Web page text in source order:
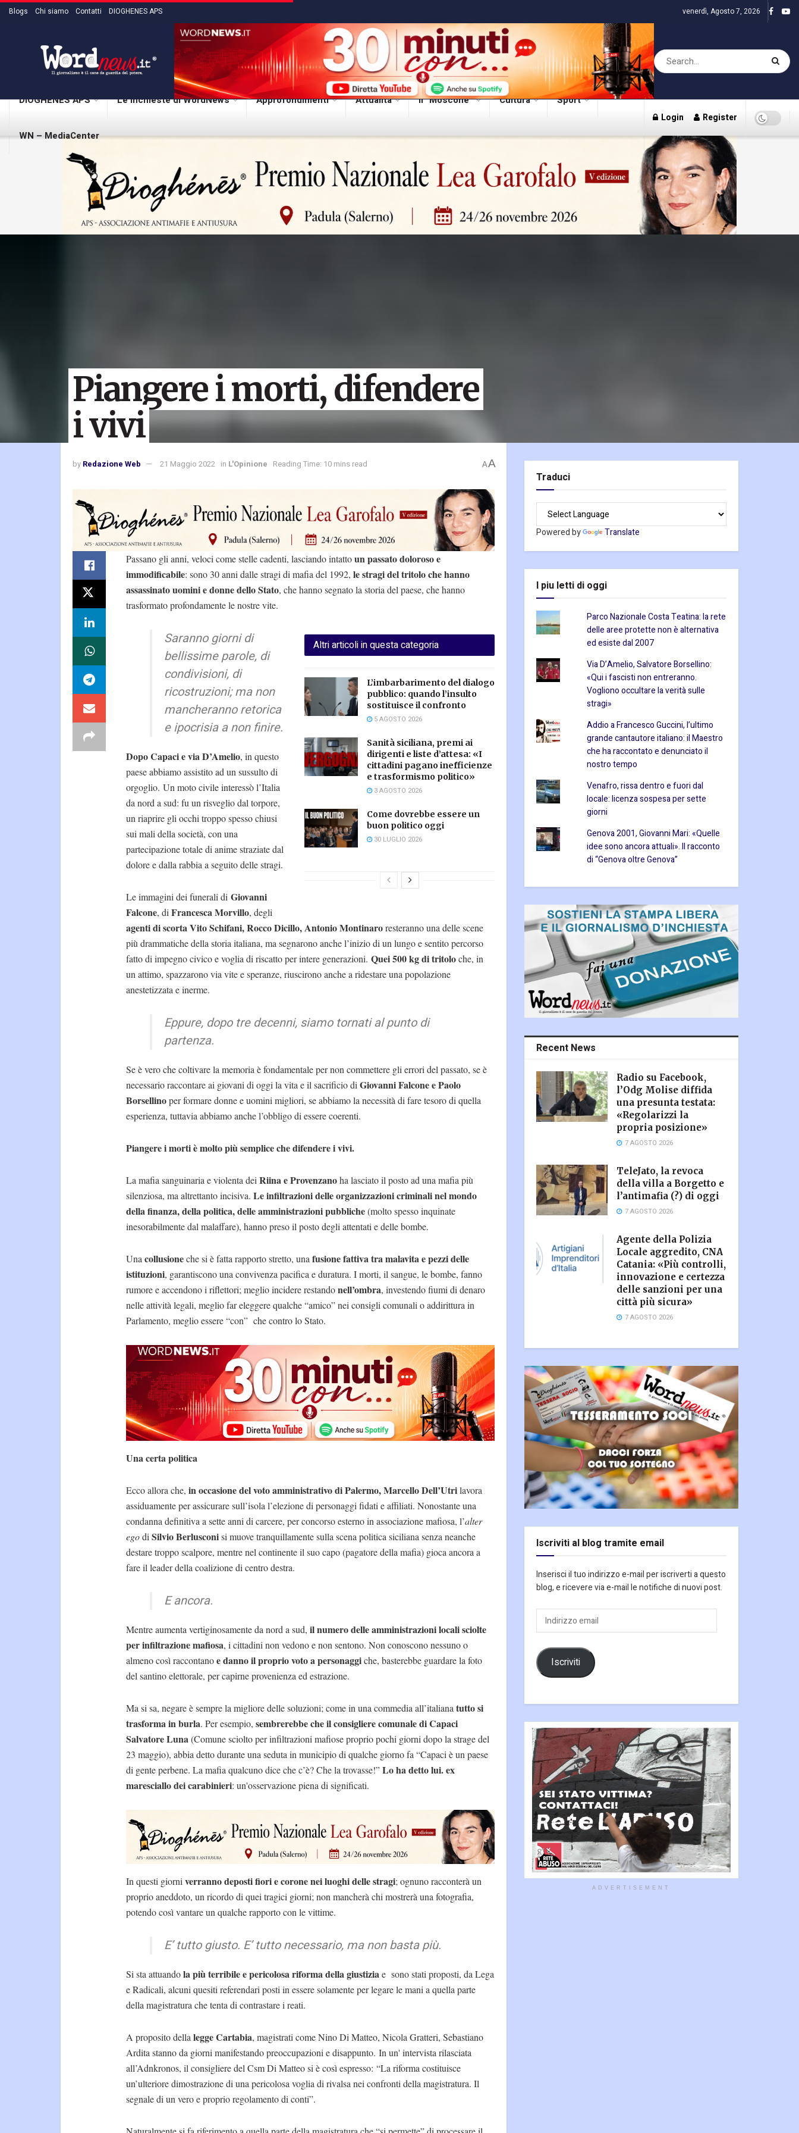
Blogs Chi siamo Contatti DIOGHENES APS venerdì, Agosto 7, 2026
DIOGHENES APS Le inchieste di WordNews Approfondimenti Attualità Il “Moscone” Cultura Sport
WN – MediaCenter
Login Register
Piangere i morti, difendere
i vivi
by Redazione Web 21 Maggio 2022 in L'Opinione Reading Time: 10 mins read AA
Passano gli anni, veloci come stelle cadenti, lasciando intattoun passato doloroso e
immodificabile: sono 30 anni dalle stragi di mafia del 1992, le stragi del tritolo che hanno
assassinato uomini e donne dello Stato, che hanno segnato la storia del paese, che hanno
trasformato profondamente le nostre vite.
Altri articoli in questa categoria
L’imbarbarimento del dialogo
pubblico: quando l’insulto
sostituisce il confronto
5 AGOSTO 2026
Sanità siciliana, premi ai
dirigenti e liste d’attesa: «I
cittadini pagano inefficienze
e trasformismo politico»
3 AGOSTO 2026
Come dovrebbe essere un
buon politico oggi
30 LUGLIO 2026
Saranno giorni di
bellissime parole, di
condivisioni, di
ricostruzioni; ma non
mancheranno retorica
e ipocrisia a non finire.
Dopo Capaci e via D’Amelio, in questo
paese abbiamo assistito ad un sussulto di
orgoglio. Un moto civile interessò l’Italia
da nord a sud: fu un risveglio dal torpore,
un riaprire gli occhi troppo spesso chiusi
sui mali della società, con una
partecipazione totale di anime straziate dal
dolore e dalla rabbia a seguito delle stragi.
Le immagini dei funerali di Giovanni
Falcone, diFrancesca Morvillo, degli
agenti di scorta Vito Schifani, Rocco Dicillo, Antonio Montinaroresteranno una delle scene
più drammatiche della storia italiana, ma segnarono anche l’inizio di un lungo e sentito percorso
fatto di impegno civico e voglia di riscatto per intere generazioni. Quei 500 kg di tritoloche, in
un attimo, spazzarono via vite e speranze, riuscirono anche a ridestare una popolazione
anestetizzata e inerme.
Eppure, dopo tre decenni, siamo tornati al punto di
partenza.
Se è vero che coltivare la memoria è fondamentale per non commettere gli errori del passato, se è
necessario raccontare ai giovani di oggi la vita e il sacrificio diGiovanni Falcone e Paolo
Borsellinoper formare donne e uomini migliori, se abbiamo la necessità di fare tesoro di quella
esperienza, tuttavia abbiamo anche l’obbligo di essere coerenti.
Piangere i morti è molto più semplice che difendere i vivi.
La mafia sanguinaria e violenta deiRiina e Provenzanoha lasciato il posto ad una mafia più
silenziosa, ma altrettanto incisiva. Le infiltrazioni delle organizzazioni criminali nel mondo
della finanza, della politica, delle amministrazioni pubbliche(molto spesso inquinate
inesorabilmente dal malaffare), hanno preso il posto degli attentati e delle bombe.
Unacollusioneche si è fatta rapporto stretto, unafusione fattiva tra malavita e pezzi delle
istituzioni, garantiscono una convivenza pacifica e duratura. I morti, il sangue, le bombe, fanno
rumore e accendono i riflettori; meglio incidere restandonell’ombra, investendo fiumi di denaro
nelle attività legali, meglio far eleggere qualche “amico” nei consigli comunali o addirittura in
Parlamento, meglio essere “con” che contro lo Stato.
Una certa politica
Ecco allora che, in occasione del voto amministrativo di Palermo, Marcello Dell’Utrilavora
assiduamente per assicurare sull’isola l’elezione di personaggi fidati e affiliati. Nonostante una
condanna definitiva a sette anni di carcere, per concorso esterno in associazione mafiosa, l’alter
egodi Silvio Berlusconisi muove tranquillamente sulla scena politica siciliana senza neanche
destare troppo scalpore, mentre nel continente il suo capo (pagatore della mafia) gioca ancora a
fare il leader della coalizione di centro destra.
E ancora.
Mentre aumenta vertiginosamente da nord a sud, il numero delle amministrazioni locali sciolte
per infiltrazione mafiosa, i cittadini non vedono e non sentono. Non conoscono nessuno o
almeno così raccontanoe danno il proprio voto a personaggiche, basterebbe guardare la foto
del santino elettorale, per capirne provenienza ed estrazione.
Ma si sa, negare è sempre la migliore delle soluzioni; come in una commedia all’italiana tutto si
trasforma in burla. Per esempio, sembrerebbe che il consigliere comunale di Capaci
Salvatore Luna(Comune sciolto per infiltrazioni mafiose proprio pochi giorni dopo la strage del
23 maggio), abbia detto durante una seduta in municipio di qualche giorno fa “Capaci è un paese
di gente perbene. La mafia qualcuno dice che c’è? Che la trovasse!”Lo ha detto lui. ex
maresciallo dei carabinieri: un'osservazione piena di significati.
In questi giorni verranno deposti fiori e corone nei luoghi delle stragi; ognuno racconterà un
proprio aneddoto, un ricordo di quei tragici giorni; non mancherà chi mostrerà una fotografia,
potendo così vantare un qualche rapporto con le vittime.
E’ tutto giusto. E’ tutto necessario, ma non basta più.
Si sta attuandola più terribile e pericolosa riforma della giustiziae sono stati proposti, da Lega
e Radicali, alcuni quesiti referendari posti in essere solamente per legare le mani a quella parte
della magistratura che tenta di contrastare i reati.
A proposito della legge Cartabia, magistrati come Nino Di Matteo, Nicola Gratteri, Sebastiano
Ardita stanno da giorni manifestando preoccupazioni e disappunto. In un' intervista rilasciata
all’Adnkronos, il consigliere del Csm Di Matteo si è così espresso: “La riforma costituisce
un’ulteriore dimostrazione di una pericolosa voglia di rivalsa nei confronti della magistratura. Il
segnale di un vero e proprio regolamento di conti”.
Traduci
Powered by Translate
I piu letti di oggi
Parco Nazionale Costa Teatina: la rete
delle aree protette non è alternativa
ed esiste dal 2007
Via D’Amelio, Salvatore Borsellino:
«Qui i fascisti non entreranno.
Vogliono occultare la verità sulle
stragi»
Addio a Francesco Guccini, l’ultimo
grande cantautore italiano: il Maestro
che ha raccontato e denunciato il
nostro tempo
Venafro, rissa dentro e fuori dal
locale: licenza sospesa per sette
giorni
Genova 2001, Giovanni Mari: «Quelle
idee sono ancora attuali». Il racconto
di “Genova oltre Genova”
Recent News
Radio su Facebook,
l’Odg Molise diffida
una presunta testata:
«Regolarizzi la
propria posizione»
7 AGOSTO 2026
TeleJato, la revoca
della villa a Borgetto e
l’antimafia (?) di oggi
7 AGOSTO 2026
Agente della Polizia
Locale aggredito, CNA
Catania: «Più controlli,
innovazione e certezza
delle sanzioni per una
città più sicura»
7 AGOSTO 2026
Iscriviti al blog tramite email
Inserisci il tuo indirizzo e-mail per iscriverti a questo
blog, e ricevere via e-mail le notifiche di nuovi post.
Indirizzo
email
Iscriviti
ADVERTISEMENT